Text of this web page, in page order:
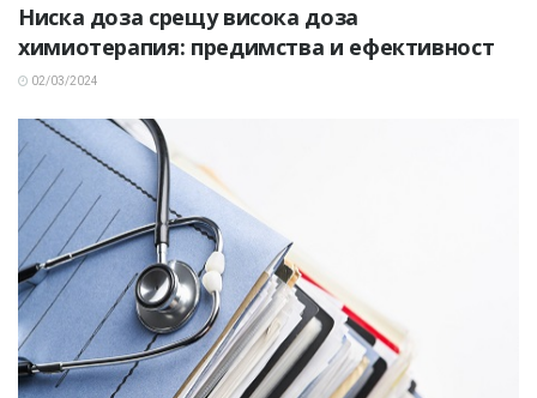
Ниска доза срещу висока доза
химиотерапия: предимства и ефективност
02/03/2024